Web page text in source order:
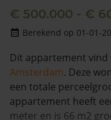
€ 500.000 - €
Berekend op 01-01-
Dit appartement vind
Amsterdam. Deze
een totale
appartement heeft
meter en is 66 m2